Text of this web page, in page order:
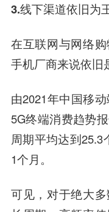
3.线下渠道依旧为
在互联网与网络
手机厂商来说依旧
由2021年中国移动
5G终端消费趋势
周期平均达到25.3
1个月。
可见，对于绝大